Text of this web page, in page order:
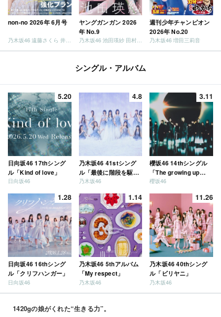
non-no 2026年 6月号
ヤングガンガン 2026
年 No.9
乃木坂46 池田瑛紗 田村真佑
週刊少年チャンピオン
2026年 No.20
乃木坂46 増田三莉音
シングル・アルバム
5.20
日向坂46 17thシング
ル「Kind of love」
日向坂46
4.8
乃木坂46 41stシング
ル「最後に階段を駆け
上がったのはいつ
乃木坂46
3.11
櫻坂46 14thシングル
「The growing up
train」
櫻坂46
1.28
日向坂46 16thシング
ル「クリフハンガー」
日向坂46
1.14
乃木坂46 5thアルバム
「My respect」
乃木坂46
11.26
乃木坂46 40thシング
ル「ビリヤニ」
乃木坂46
1420gの娘がくれた“生きる力”。